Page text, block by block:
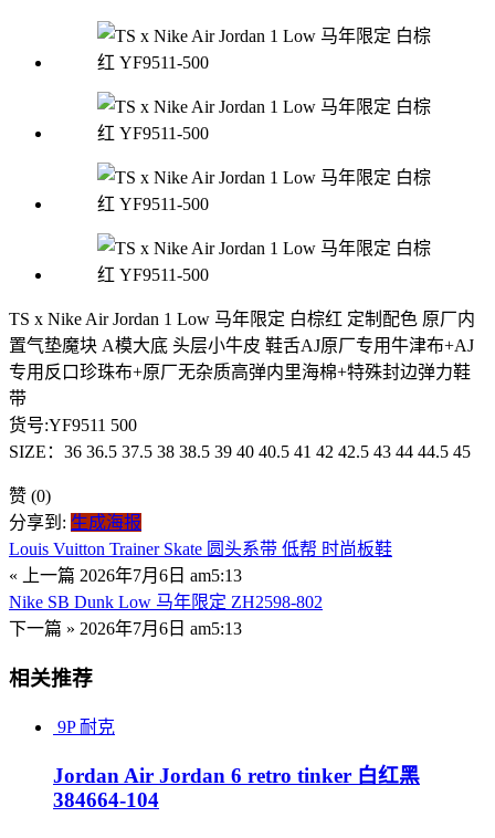
TS x Nike Air Jordan 1 Low 马年限定 白棕红 定制配色 原厂内
置气垫魔块 A模大底 头层小牛皮 鞋舌AJ原厂专用牛津布+AJ
专用反口珍珠布+原厂无杂质高弹内里海棉+特殊封边弹力鞋
带
货号:YF9511 500
SIZE：36 36.5 37.5 38 38.5 39 40 40.5 41 42 42.5 43 44 44.5 45
赞 (0)
分享到: 生成海报
Louis Vuitton Trainer Skate 圆头系带 低帮 时尚板鞋
« 上一篇 2026年7月6日 am5:13
Nike SB Dunk Low 马年限定 ZH2598-802
下一篇 » 2026年7月6日 am5:13
相关推荐
9P 耐克
Jordan Air Jordan 6 retro tinker 白红黑
384664-104